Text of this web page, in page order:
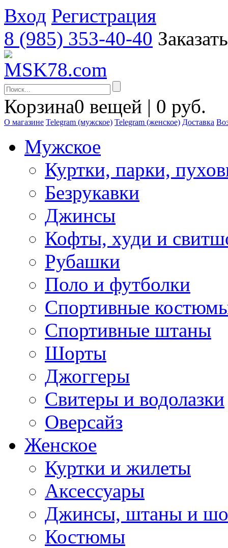
Вход Регистрация
8 (985) 353-40-40
Корзина0 вещей | 0 руб.
О магазине Telegram (мужское) Telegram (женское) Доставка
Мужское
Куртки, парки,
Безрукавки
Джинсы
Кофты, худи и
Рубашки
Поло и футболки
Спортивные
Спортивные штаны
Шорты
Джоггеры
Свитеры и водолазки
Оверсайз
Женское
Куртки и жилеты
Аксессуары
Джинсы, штаны и
Костюмы